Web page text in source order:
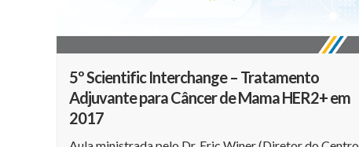
5º Scientific Interchange – Tratamento
Adjuvante para Câncer de Mama HER2+ em
2017